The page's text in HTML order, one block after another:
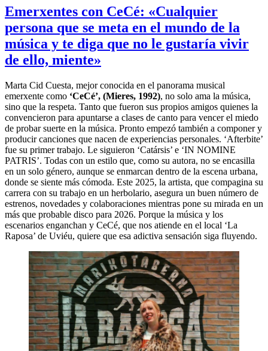
Emerxentes con CeCé: «Cualquier
persona que se meta en el mundo de la
música y te diga que no le gustaría vivir
de ello, miente»
Marta Cid Cuesta, mejor conocida en el panorama musical
emerxente como ‘CeCé’, (Mieres, 1992), no solo ama la música,
sino que la respeta. Tanto que fueron sus propios amigos quienes la
convencieron para apuntarse a clases de canto para vencer el miedo
de probar suerte en la música. Pronto empezó también a componer y
producir canciones que nacen de experiencias personales. ‘Afterbite’
fue su primer trabajo. Le siguieron ‘Catársis’ e ‘IN NOMINE
PATRIS’. Todas con un estilo que, como su autora, no se encasilla
en un solo género, aunque se enmarcan dentro de la escena urbana,
donde se siente más cómoda. Este 2025, la artista, que compagina su
carrera con su trabajo en un herbolario, asegura un buen número de
estrenos, novedades y colaboraciones mientras pone su mirada en un
más que probable disco para 2026. Porque la música y los
escenarios enganchan y CeCé, que nos atiende en el local ‘La
Raposa’ de Uviéu, quiere que esa adictiva sensación siga fluyendo.